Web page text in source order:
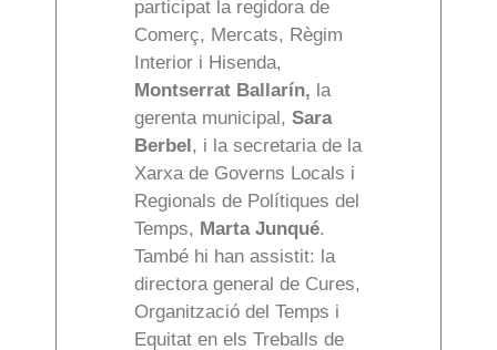
participat la regidora de
Comerç, Mercats, Règim
Interior i Hisenda,
Montserrat Ballarín, la
gerenta municipal, Sara
Berbel, i la secretaria de la
Xarxa de Governs Locals i
Regionals de Polítiques del
Temps, Marta Junqué.
També hi han assistit: la
directora general de Cures,
Organització del Temps i
Equitat en els Treballs de